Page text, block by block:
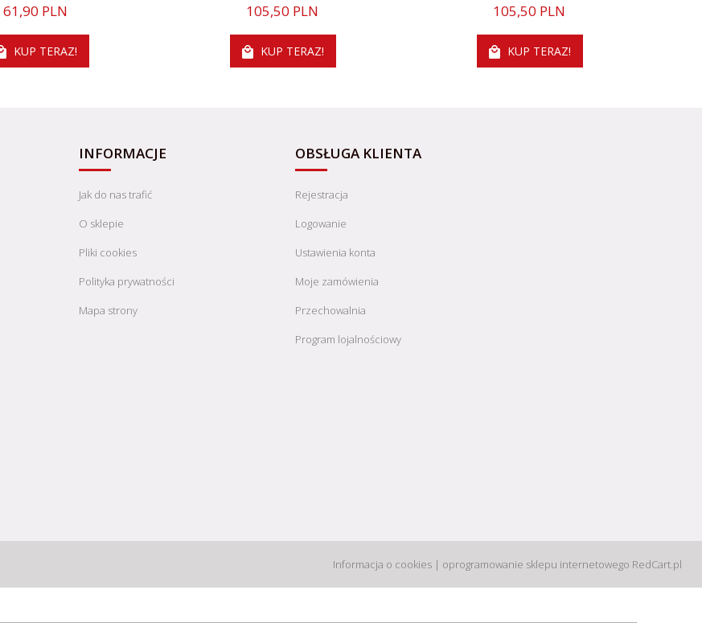
61,90 PLN
KUP TERAZ!
105,50 PLN
KUP TERAZ!
105,50 PLN
KUP TERAZ!
INFORMACJE
Jak do nas trafić
O sklepie
Pliki cookies
Polityka prywatności
Mapa strony
OBSŁUGA KLIENTA
Rejestracja
Logowanie
Ustawienia konta
Moje zamówienia
Przechowalnia
Program lojalnościowy
Informacja o cookies| oprogramowanie sklepu internetowego RedCart.pl